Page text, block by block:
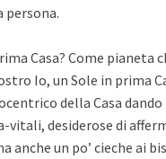
persona.
Casa? Come pianeta
Io, un Sole in prima
della Casa dando
desiderose di
anche un po’ cieche ai